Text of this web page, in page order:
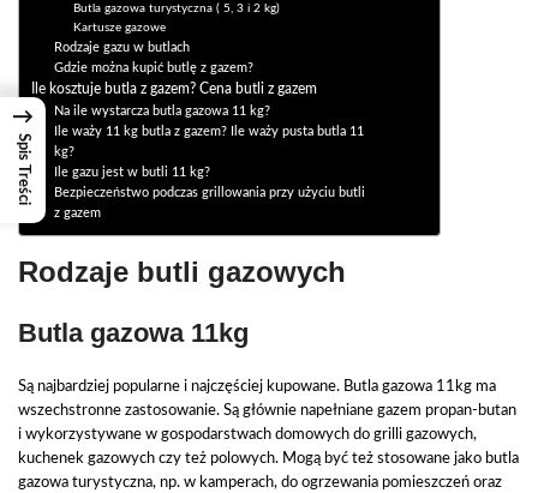
Butla gazowa turystyczna ( 5, 3 i 2 kg)
Kartusze gazowe
Rodzaje gazu w butlach
Gdzie można kupić butlę z gazem?
Ile kosztuje butla z gazem? Cena butli z gazem
Na ile wystarcza butla gazowa 11 kg?
Ile waży 11 kg butla z gazem? Ile waży pusta butla 11
kg?
Ile gazu jest w butli 11 kg?
Bezpieczeństwo podczas grillowania przy użyciu butli
z gazem
Rodzaje butli gazowych
Butla gazowa 11kg
Są najbardziej popularne i najczęściej kupowane. Butla gazowa 11kg ma
wszechstronne zastosowanie. Są głównie napełniane gazem propan-butan
i wykorzystywane w gospodarstwach domowych do grilli gazowych,
kuchenek gazowych czy też polowych. Mogą być też stosowane jako butla
gazowa turystyczna, np. w kamperach, do ogrzewania pomieszczeń oraz
→
Spis Treści